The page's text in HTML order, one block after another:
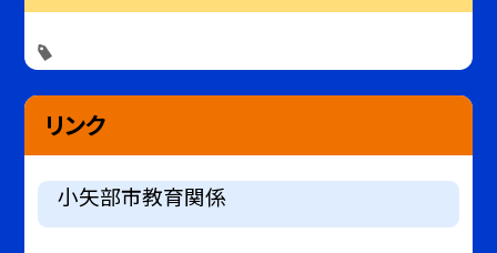
リンク
小矢部市教育関係